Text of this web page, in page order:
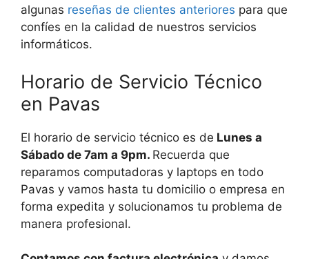
algunas reseñas de clientes anteriores para que
confíes en la calidad de nuestros servicios
informáticos.
Horario de Servicio Técnico
en Pavas
El horario de servicio técnico es de Lunes a
Sábado de 7am a 9pm. Recuerda que
reparamos computadoras y laptops en todo
Pavas y vamos hasta tu domicilio o empresa en
forma expedita y solucionamos tu problema de
manera profesional.